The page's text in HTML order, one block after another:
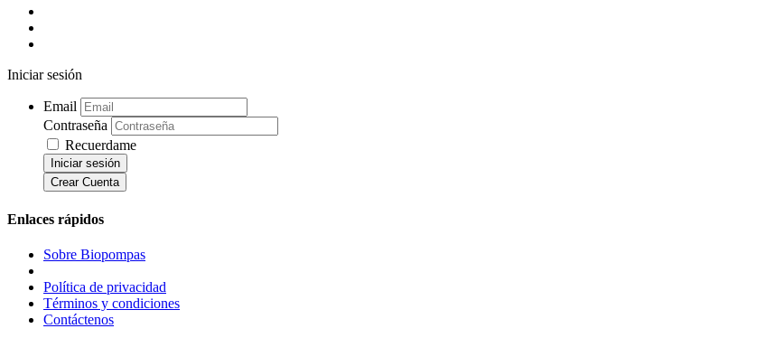
Iniciar sesión
Email
Contraseña
Recuerdame
Iniciar sesión
Crear Cuenta
Enlaces rápidos
Sobre Biopompas
Política de privacidad
Términos y condiciones
Contáctenos